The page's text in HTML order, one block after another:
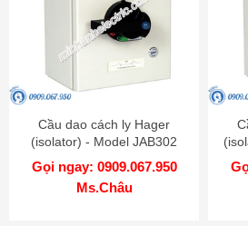
Cầu dao cách ly Hager
(isolator) - Model JAB302
Gọi ngay: 0909.067.950
Ms.Châu